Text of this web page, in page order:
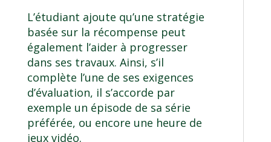
L’étudiant ajoute qu’une stratégie
basée sur la récompense peut
également l’aider à progresser
dans ses travaux. Ainsi, s’il
complète l’une de ses exigences
d’évaluation, il s’accorde par
exemple un épisode de sa série
préférée, ou encore une heure de
jeux vidéo.